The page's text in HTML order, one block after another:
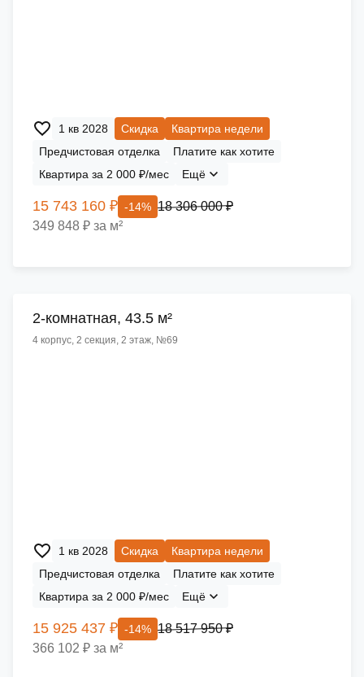
1 кв 2028 Скидка
Квартира недели
Предчистовая отделка
Платите как хотите
Квартира за 2 000 ₽/мес
Ещё
15 743 160 ₽ -14% 18 306 000 ₽
349 848 ₽ за м²
2-комнатная, 43.5 м²
4 корпус, 2 секция, 2 этаж, №69
1 кв 2028 Скидка
Квартира недели
Предчистовая отделка
Платите как хотите
Квартира за 2 000 ₽/мес
Ещё
15 925 437 ₽ -14% 18 517 950 ₽
366 102 ₽ за м²